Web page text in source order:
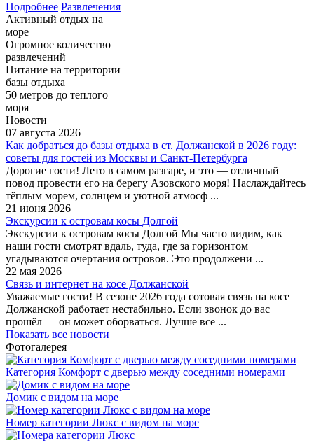
Подробнее Развлечения
Активный отдых на
море
Огромное количество
развлечений
Питание на территории
базы отдыха
50 метров до теплого
моря
Новости
07 августа 2026
Как добраться до базы отдыха в ст. Должанской в 2026 году:
советы для гостей из Москвы и Санкт-Петербурга
Дорогие гости! Лето в самом разгаре, и это — отличный
повод провести его на берегу Азовского моря! Наслаждайтесь
тёплым морем, солнцем и уютной атмосф ...
21 июня 2026
Экскурсии к островам косы Долгой
Экскурсии к островам косы Долгой Мы часто видим, как
наши гости смотрят вдаль, туда, где за горизонтом
угадываются очертания островов. Это продолжени ...
22 мая 2026
Связь и интернет на косе Должанской
Уважаемые гости! В сезоне 2026 года сотовая связь на косе
Должанской работает нестабильно. Если звонок до вас
прошёл — он может оборваться. Лучше все ...
Показать все новости
Фотогалерея
Категория Комфорт с дверью между соседними номерами
Домик с видом на море
Номер категории Люкс с видом на море